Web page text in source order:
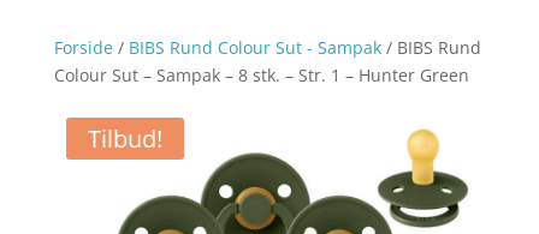
Forside/ BIBS Rund Colour Sut - Sampak/ BIBS Rund
Colour Sut – Sampak – 8 stk. – Str. 1 – Hunter Green
Tilbud!